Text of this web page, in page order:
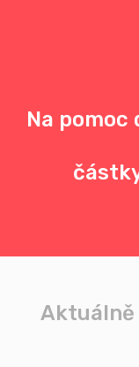
Na pomoc
Aktuálně